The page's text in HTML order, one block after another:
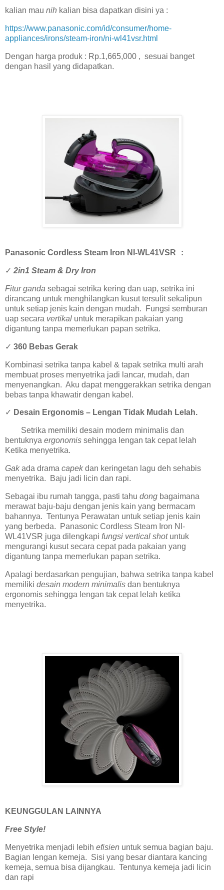
kalian mau nih kalian bisa dapatkan disini ya :
https://www.panasonic.com/id/consumer/home-
appliances/irons/steam-iron/ni-wl41vsr.html
Dengan harga produk : Rp.1,665,000 , sesuai banget
dengan hasil yang didapatkan.
Panasonic Cordless Steam Iron NI-WL41VSR :
✓ 2in1 Steam & Dry Iron
Fitur ganda sebagai setrika kering dan uap, setrika ini
dirancang untuk menghilangkan kusut tersulit sekalipun
untuk setiap jenis kain dengan mudah. Fungsi semburan
uap secara vertikal untuk merapikan pakaian yang
digantung tanpa memerlukan papan setrika.
✓ 360 Bebas Gerak
Kombinasi setrika tanpa kabel & tapak setrika multi arah
membuat proses menyetrika jadi lancar, mudah, dan
menyenangkan. Aku dapat menggerakkan setrika dengan
bebas tanpa khawatir dengan kabel.
✓ Desain Ergonomis – Lengan Tidak Mudah Lelah.
Setrika memiliki desain modern minimalis dan
bentuknya ergonomis sehingga lengan tak cepat lelah
Ketika menyetrika.
Gakada drama capekdan keringetan lagu deh sehabis
menyetrika. Baju jadi licin dan rapi.
Sebagai ibu rumah tangga, pasti tahu dong bagaimana
merawat baju-baju dengan jenis kain yang bermacam
bahannya. Tentunya Perawatan untuk setiap jenis kain
yang berbeda. Panasonic Cordless Steam Iron NI-
WL41VSR juga dilengkapi fungsi vertical shotuntuk
mengurangi kusut secara cepat pada pakaian yang
digantung tanpa memerlukan papan setrika.
Apalagi berdasarkan pengujian, bahwa setrika tanpa kabel
memiliki desain modern minimalis dan bentuknya
ergonomis sehingga lengan tak cepat lelah ketika
menyetrika.
KEUNGGULAN LAINNYA
Free Style!
Menyetrika menjadi lebih efisien untuk semua bagian baju.
Bagian lengan kemeja. Sisi yang besar diantara kancing
kemeja, semua bisa dijangkau. Tentunya kemeja jadi licin
dan rapi